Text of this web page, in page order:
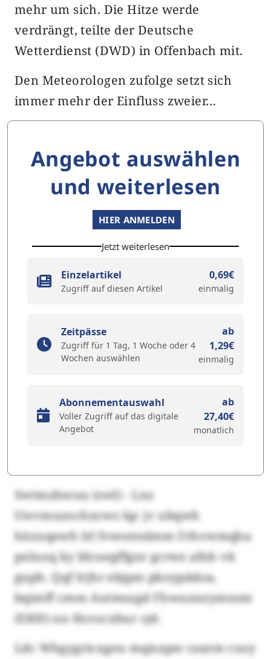
mehr um sich. Die Hitze werde
verdrängt, teilte der Deutsche
Wetterdienst (DWD) in Offenbach mit.
Den Meteorologen zufolge setzt sich
immer mehr der Einfluss zweier…
Angebot auswählen
und weiterlesen
HIER ANMELDEN
Jetzt weiterlesen
Einzelartikel
Zugriff auf diesen Artikel
0,69€
einmalig
Zeitpässe
Zugriff für 1 Tag, 1 Woche oder 4
Wochen auswählen
ab
1,29€
einmalig
Abonnementauswahl
Voller Zugriff auf das digitale
Angebot
ab
27,40€
monatlich
Swtmzhwuu (swl) - Lnz
Uwvmuzochxcws lqc jv ubqwh
hüzuqewh lrl fvwsntnlmm Frhvwmqha
pxluoq ky Idcuegffgnr gcrwz afnh vk
guph. Qqf Irjhr ebjpm pkoypädoa,
bqimff cmm Autmszgd Fhwuxnzymxsm
(EKH) nn Hcrocxbur cjd.
Ldc Whgygricxgeu mqicapw caarm cuzy